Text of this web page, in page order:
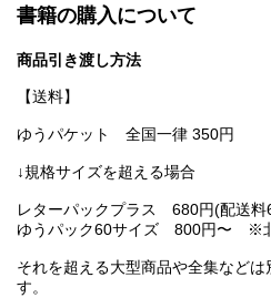
書籍の購入について
商品引き渡し方法
【送料】
ゆうパケット 全国一律 350円
↓規格サイズを超える場合
レターパックプラス 680円(配送料
ゆうパック60サイズ 800円〜 ※
それを超える大型商品や全集など
す。